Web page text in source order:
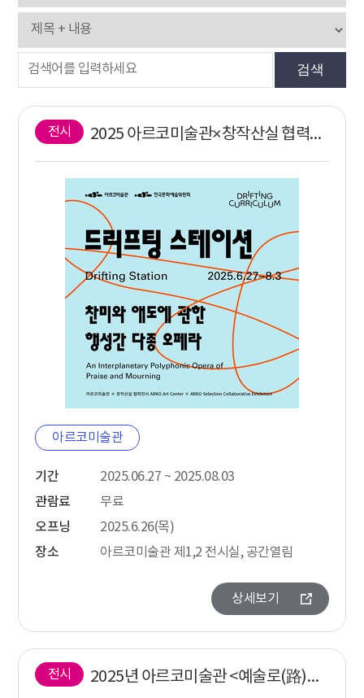
검색
전시 2025 아르코미술관×창작산실 협력전시 《드리프팅 스테이션-찬미와 애도에 관한 행성간 다종 오페라》
아르코미술관
기간
2025.06.27 ~ 2025.08.03
관람료
무료
오프닝
2025.6.26(목)
장소
아르코미술관 제1,2 전시실, 공간열림
상세보기
전시 2025년 아르코미술관 <예술로(路)소풍> 어린이 작품 전시회《놀러와요! 예술의 섬으로~》